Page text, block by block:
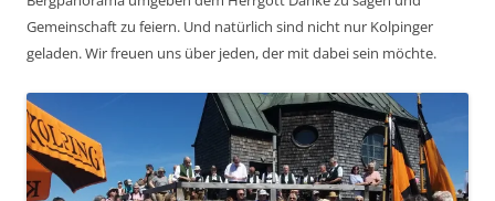
Gemeinschaft zu feiern. Und natürlich sind nicht nur Kolpinger
geladen. Wir freuen uns über jeden, der mit dabei sein möchte.